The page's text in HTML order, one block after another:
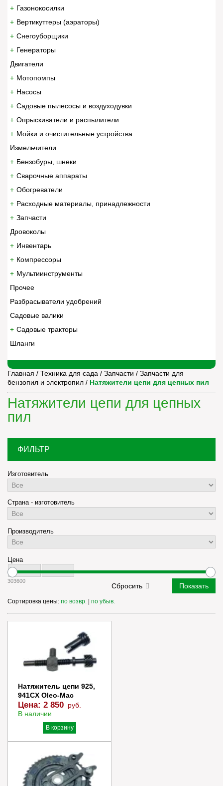
Газонокосилки
Вертикуттеры (аэраторы)
Снегоуборщики
Генераторы
Двигатели
Мотопомпы
Насосы
Садовые пылесосы и воздуходувки
Опрыскиватели и распылители
Мойки и очистительные устройства
Измельчители
Бензобуры, шнеки
Сварочные аппараты
Обогреватели
Расходные материалы, принадлежности
Запчасти
Дровоколы
Инвентарь
Компрессоры
Мультиинструменты
Прочее
Разбрасыватели удобрений
Садовые валики
Садовые тракторы
Шланги
Главная / Техника для сада / Запчасти / Запчасти для
бензопил и электропил / Натяжители цепи для цепных пил
Натяжители цепи для цепных
пил
ФИЛЬТР
Изготовитель
Страна - изготовитель
Производитель
Цена
303600
Сортировка цены: по возвр. по убыв.
Натяжитель цепи 925,
941CX Oleo-Mac
Цена: 2 850 руб.
В наличии
В корзину
Купить в 1 клик